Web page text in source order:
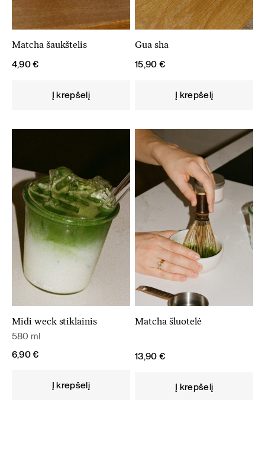
Matcha šaukštelis
4,90€
Į krepšelį
Gua sha
15,90 €
Į krepšelį
Midi weck stiklainis
580 ml
6,90€
Į krepšelį
Matcha šluotelė
13,90 €
Į krepšelį